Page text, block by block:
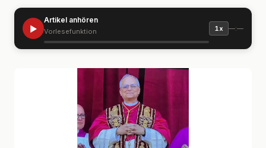
▶
Artikel anhören
Vorlesefunktion 1x —:—